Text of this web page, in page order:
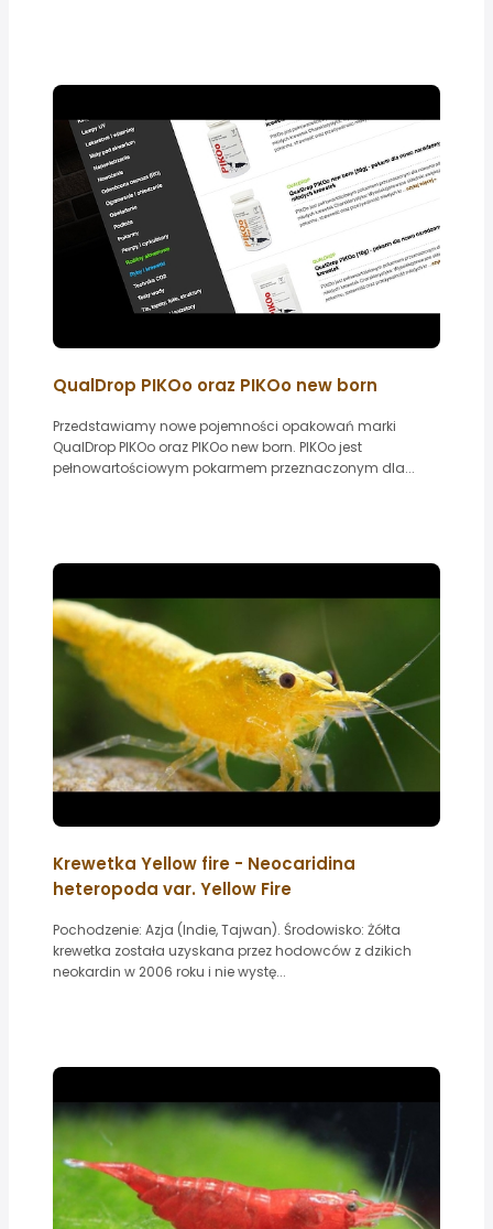
QualDrop PIKOo oraz PIKOo new born
Przedstawiamy nowe pojemności opakowań marki
QualDrop PIKOo oraz PIKOo new born. PIKOo jest
pełnowartościowym pokarmem przeznaczonym dla...
Krewetka Yellow fire - Neocaridina
heteropoda var. Yellow Fire
Pochodzenie: Azja (Indie, Tajwan). Środowisko: Żółta
krewetka została uzyskana przez hodowców z dzikich
neokardin w 2006 roku i nie wystę...